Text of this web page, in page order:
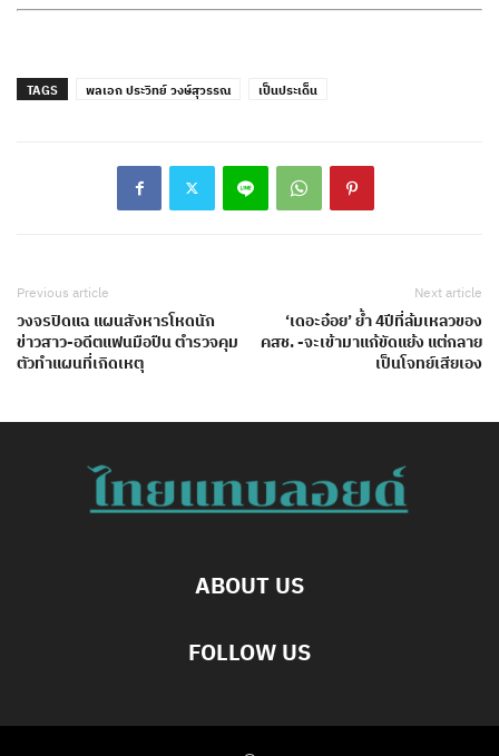
TAGS พลเอก ประวิทย์ วงษ์สุวรรณ เป็นประเด็น
Previous article
วงจรปิดแฉ แผนสังหารโหดนัก
ข่าวสาว-อดีตแฟนมือปืน ตำรวจคุม
ตัวทำแผนที่เกิดเหตุ
Next article
‘เดอะอ๋อย’ ย้ำ 4ปีที่ล้มเหลวของ
คสช. -จะเข้ามาแก้ขัดแย้ง แต่กลาย
เป็นโจทย์เสียเอง
ABOUT US
FOLLOW US